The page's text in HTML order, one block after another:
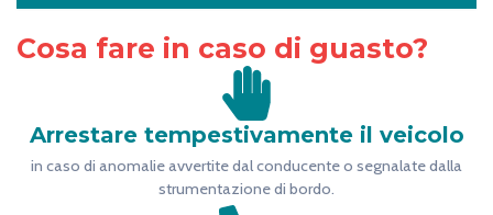
Cosa fare in caso di guasto?
Arrestare tempestivamente il veicolo
in caso di anomalie avvertite dal conducente o segnalate dalla
strumentazione di bordo.